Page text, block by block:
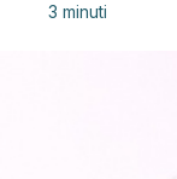
3 minuti